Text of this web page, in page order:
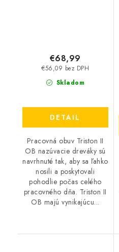
Skladom
€56,09 bez DPH
€68,99
DETAIL
Pracovná obuv Triston II
OB nazúvacie dreváky sú
navrhnuté tak, aby sa ľahko
nosili a poskytovali
pohodlie počas celého
pracovného dňa. Triston II
OB majú vynikajúcu...